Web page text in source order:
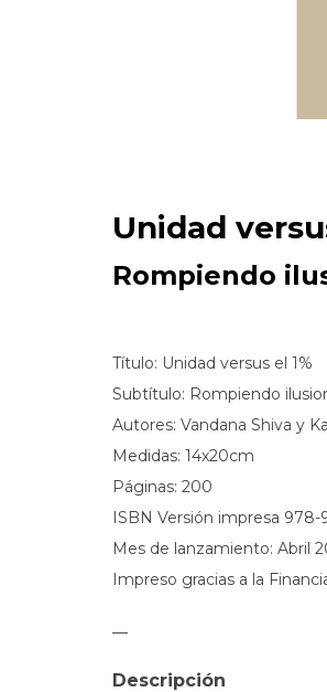
Unidad
Rompiendo
Título: Unidad versus el 1%
Subtítulo: Rompiendo
Autores: Vandana Shiva y
Medidas: 14x20cm
Páginas: 200
ISBN Versión impresa 978-
Mes de lanzamiento: Abril
Impreso gracias a la
—
Descripción